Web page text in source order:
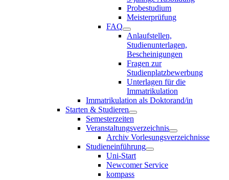
Probestudium
Meisterprüfung
FAQ
Anlaufstellen,
Studienunterlagen,
Bescheinigungen
Fragen zur
Studienplatzbewerbung
Unterlagen für die
Immatrikulation
Immatrikulation als Doktorand/in
Starten & Studieren
Semesterzeiten
Veranstaltungsverzeichnis
Archiv Vorlesungsverzeichnisse
Studieneinführung
Uni-Start
Newcomer Service
kompass